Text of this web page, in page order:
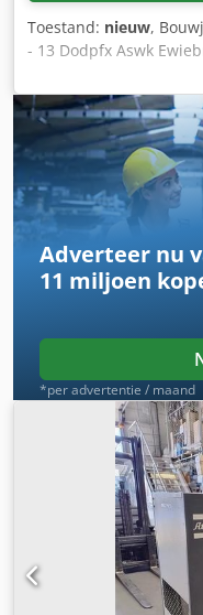
Toestand: nieuw,
- 13 Dodpfx Aswk
automatisch,
bedrading, enkeltraps
luchtgekoeld,
13,00 bar
0,38 - 1,36 m³/min
Adverteer nu
11 miljoen
*per advertentie / maand